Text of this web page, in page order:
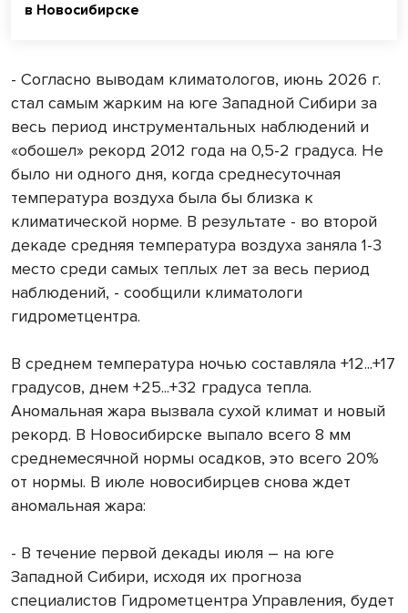
в Новосибирске
- Согласно выводам климатологов, июнь 2026 г.
стал самым жарким на юге Западной Сибири за
весь период инструментальных наблюдений и
«обошел» рекорд 2012 года на 0,5-2 градуса. Не
было ни одного дня, когда среднесуточная
температура воздуха была бы близка к
климатической норме. В результате - во второй
декаде средняя температура воздуха заняла 1-3
место среди самых теплых лет за весь период
наблюдений, - сообщили климатологи
гидрометцентра.
В среднем температура ночью составляла +12...+17
градусов, днем +25...+32 градуса тепла.
Аномальная жара вызвала сухой климат и новый
рекорд. В Новосибирске выпало всего 8 мм
среднемесячной нормы осадков, это всего 20%
от нормы. В июле новосибирцев снова ждет
аномальная жара:
- В течение первой декады июля – на юге
Западной Сибири, исходя их прогноза
специалистов Гидрометцентра Управления, будет